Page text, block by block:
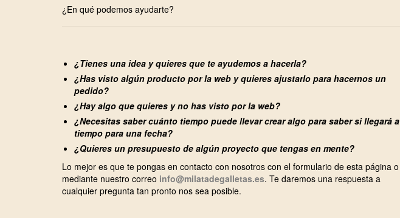
¿En qué podemos ayudarte?
¿Tienes una idea y quieres que te ayudemos a hacerla?
¿Has visto algún producto por la web y quieres ajustarlo para hacernos un
pedido?
¿Hay algo que quieres y no has visto por la web?
¿Necesitas saber cuánto tiempo puede llevar crear algo para saber si llegará a
tiempo para una fecha?
¿Quieres un presupuesto de algún proyecto que tengas en mente?
Lo mejor es que te pongas en contacto con nosotros con el formulario de esta página o
mediante nuestro correo info@milatadegalletas.es. Te daremos una respuesta a
cualquier pregunta tan pronto nos sea posible.